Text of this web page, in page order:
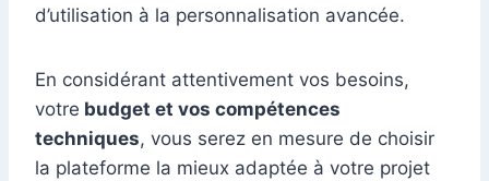
d’utilisation à la personnalisation avancée.
En considérant attentivement vos besoins,
votre budget et vos compétences
techniques, vous serez en mesure de choisir
la plateforme la mieux adaptée à votre projet